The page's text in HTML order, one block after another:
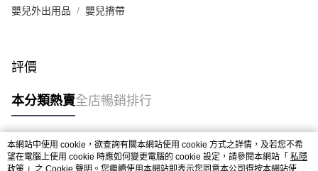
嬰兒外出用品 嬰兒揹帶
評價
本分類熱賣全店暢銷排行
熱門標籤
本網站中使用 cookie，欲查詢有關本網站使用 cookie 方式之詳情，及若您不希
望在電腦上使用 cookie 時應如何變更電腦的 cookie 設定，請參閱本網站「 私隱
政策 」之 Cookie 聲明。您繼續使用本網站即表示您同意本公司得按本網站使用